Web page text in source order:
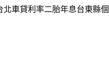
車貸利率二胎年息台東縣